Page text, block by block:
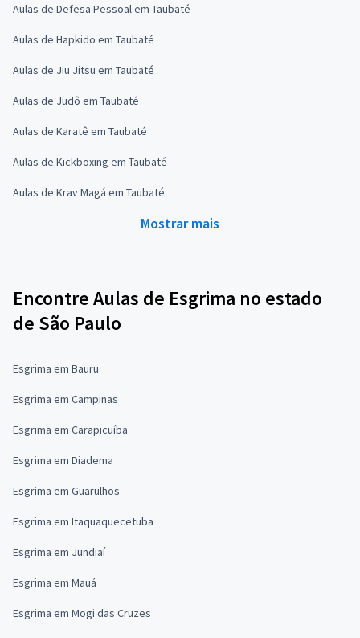
Aulas de Defesa Pessoal em Taubaté
Aulas de Hapkido em Taubaté
Aulas de Jiu Jitsu em Taubaté
Aulas de Judô em Taubaté
Aulas de Karatê em Taubaté
Aulas de Kickboxing em Taubaté
Aulas de Krav Magá em Taubaté
Mostrar mais
Encontre Aulas de Esgrima no estado
de São Paulo
Esgrima em Bauru
Esgrima em Campinas
Esgrima em Carapicuíba
Esgrima em Diadema
Esgrima em Guarulhos
Esgrima em Itaquaquecetuba
Esgrima em Jundiaí
Esgrima em Mauá
Esgrima em Mogi das Cruzes